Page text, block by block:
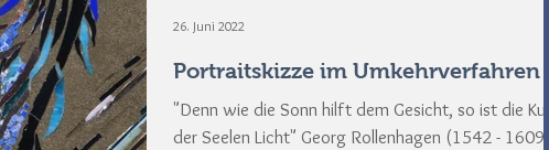
Portraitskizze im Umkehrverfahren
"Denn wie die Sonn hilft dem Gesicht, so ist die
der Seelen Licht" Georg Rollenhagen (1542 - 1609)
26. Juni 2022